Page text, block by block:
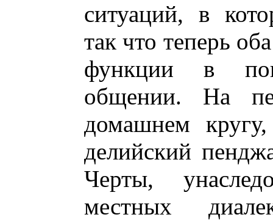
ситуаций, в
так что теперь
функции в
общении. На
домашнем
делийский
Черты,
местных